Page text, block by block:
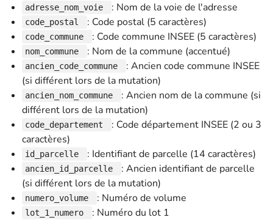
adresse_nom_voie : Nom de la voie de l'adresse
code_postal : Code postal (5 caractères)
code_commune : Code commune INSEE (5 caractères)
nom_commune : Nom de la commune (accentué)
ancien_code_commune
: Ancien code commune INSEE
(si différent lors de la mutation)
ancien_nom_commune
: Ancien nom de la commune (si
différent lors de la mutation)
code_departement
: Code département INSEE (2 ou 3
caractères)
id_parcelle : Identifiant de parcelle (14 caractères)
ancien_id_parcelle
: Ancien identifiant de parcelle
(si différent lors de la mutation)
numero_volume : Numéro de volume
lot_1_numero : Numéro du lot 1